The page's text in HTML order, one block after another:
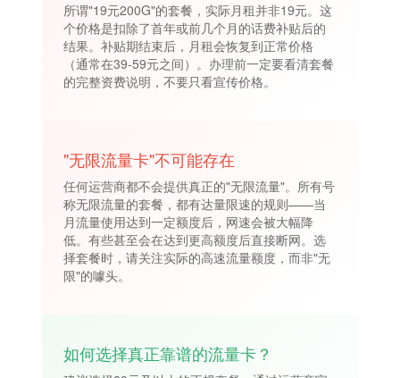
所谓"19元200G"的套餐，实际月租并非19元。这
个价格是扣除了首年或前几个月的话费补贴后的
结果。补贴期结束后，月租会恢复到正常价格
（通常在39-59元之间）。办理前一定要看清套餐
的完整资费说明，不要只看宣传价格。
"无限流量卡"不可能存在
任何运营商都不会提供真正的"无限流量"。所有号
称无限流量的套餐，都有达量限速的规则——当
月流量使用达到一定额度后，网速会被大幅降
低。有些甚至会在达到更高额度后直接断网。选
择套餐时，请关注实际的高速流量额度，而非"无
限"的噱头。
如何选择真正靠谱的流量卡？